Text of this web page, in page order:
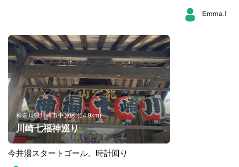
皇居、国会議
ブリッジ、豊洲市場
Emma.I
神奈川県川崎市中原区 (14.9km)
川崎七福神巡り
今井湯スタートゴール。時計回り